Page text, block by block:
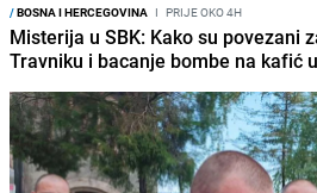
/BOSNA I HERCEGOVINA I PRIJE OKO 4H
Misterija u SBK: Kako su povezani
Travniku i bacanje bombe na kafić